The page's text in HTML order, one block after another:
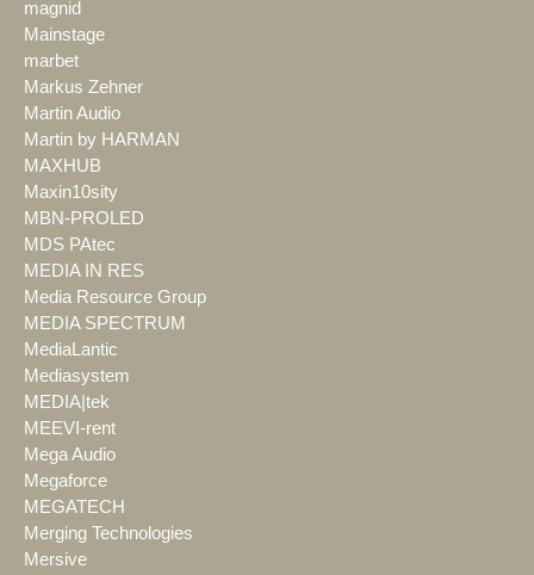
magnid
Mainstage
marbet
Markus Zehner
Martin Audio
Martin by HARMAN
MAXHUB
Maxin10sity
MBN-PROLED
MDS PAtec
MEDIA IN RES
Media Resource Group
MEDIA SPECTRUM
MediaLantic
Mediasystem
MEDIA|tek
MEEVI-rent
Mega Audio
Megaforce
MEGATECH
Merging Technologies
Mersive